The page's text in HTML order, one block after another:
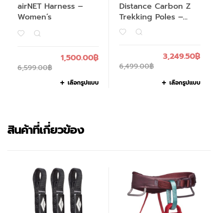
airNET Harness –
Women’s
6,599.00฿
1,500.00฿
เลือกรูปแบบ
Distance Carbon Z
Trekking Poles –
Women’s – Past
Season
6,499.00฿
3,249.50฿
เลือกรูปแบบ
สินค้าที่เกี่ยวข้อง